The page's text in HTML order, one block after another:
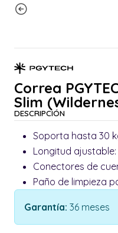
Correa
Slim
DESCRIPCIÓN
Soporta hasta 30
Longitud ajustable:
Conectores de
Paño de limpieza
Garantía: 36 meses